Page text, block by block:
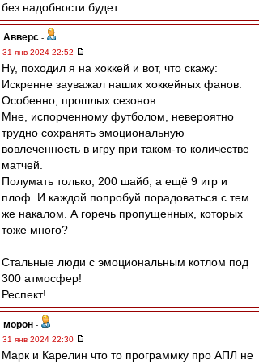
без надобности будет.
Авверс -
31 янв 2024 22:52
Ну, походил я на хоккей и вот, что скажу:
Искренне зауважал наших хоккейных фанов.
Особенно, прошлых сезонов.
Мне, испорченному футболом, невероятно
трудно сохранять эмоциональную
вовлеченность в игру при таком-то количестве
матчей.
Полумать только, 200 шайб, а ещё 9 игр и
плоф. И каждой попробуй порадоваться с тем
же накалом. А горечь пропущенных, которых
тоже много?
Стальные люди с эмоциональным котлом под
300 атмосфер!
Респект!
морон -
31 янв 2024 22:30
Марк и Карелин что то программку про АПЛ не